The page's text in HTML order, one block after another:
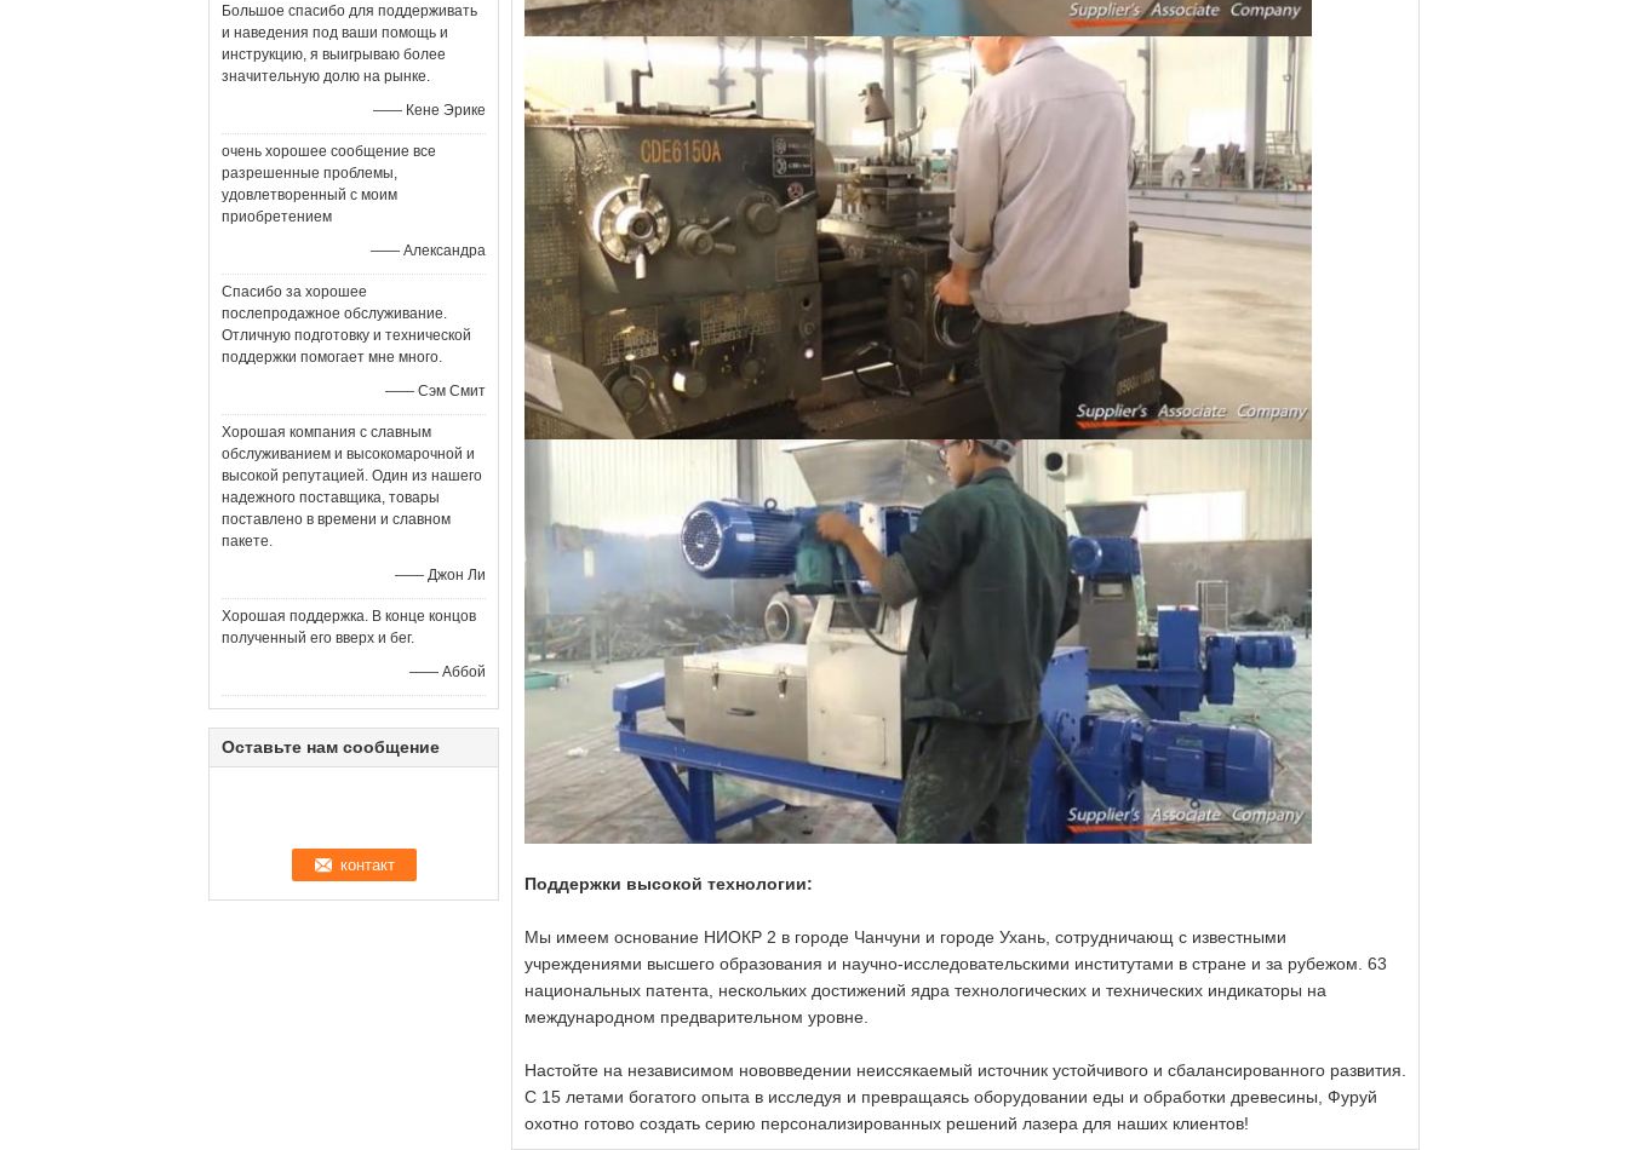
Большое спасибо для поддерживать
и наведения под ваши помощь и
инструкцию, я выигрываю более
значительную долю на рынке.
—— Кене Эрике
очень хорошее сообщение все
разрешенные проблемы,
удовлетворенный с моим
приобретением
—— Александра
Спасибо за хорошее
послепродажное обслуживание.
Отличную подготовку и технической
поддержки помогает мне много.
—— Сэм Смит
Хорошая компания с славным
обслуживанием и высокомарочной и
высокой репутацией. Один из нашего
надежного поставщика, товары
поставлено в времени и славном
пакете.
—— Джон Ли
Хорошая поддержка. В конце концов
полученный его вверх и бег.
—— Аббой
Оставьте нам сообщение
Поддержки высокой технологии:
Мы имеем основание НИОКР 2 в городе Чанчуни и городе Ухань, сотрудничающ с известными
учреждениями высшего образования и научно-исследовательскими институтами в стране и за рубежом. 63
национальных патента, нескольких достижений ядра технологических и технических индикаторы на
международном предварительном уровне.
Настойте на независимом нововведении неиссякаемый источник устойчивого и сбалансированного развития.
С 15 летами богатого опыта в исследуя и превращаясь оборудовании еды и обработки древесины, Фуруй
охотно готово создать серию персонализированных решений лазера для наших клиентов!